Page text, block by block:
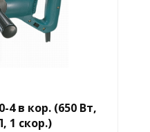
4 в кор. (650 Вт,
1 скор.)